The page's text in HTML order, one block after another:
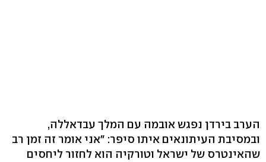
הערב בירדן נפגש אובמה עם המלך עבדאללה,
ובמסיבת העיתונאים איתו סיפר: "אני אומר זה זמן רב
שהאינטרס של ישראל וטורקיה הוא לחזור ליחסים